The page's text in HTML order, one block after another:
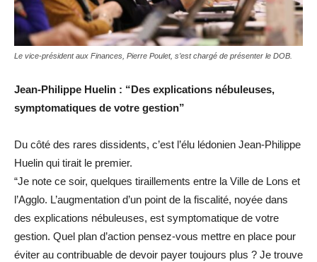
Le vice-président aux Finances, Pierre Poulet, s’est chargé de présenter le DOB.
Jean-Philippe Huelin : “Des explications nébuleuses,
symptomatiques de votre gestion”
Du côté des rares dissidents, c’est l’élu lédonien Jean-Philippe
Huelin qui tirait le premier.
“Je note ce soir, quelques tiraillements entre la Ville de Lons et
l’Agglo. L’augmentation d’un point de la fiscalité, noyée dans
des explications nébuleuses, est symptomatique de votre
gestion. Quel plan d’action pensez-vous mettre en place pour
éviter au contribuable de devoir payer toujours plus ? Je trouve